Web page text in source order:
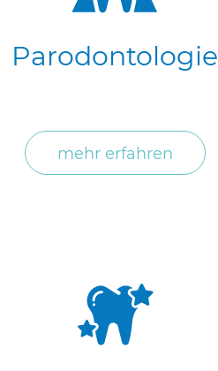
Parodontologie
mehr erfahren